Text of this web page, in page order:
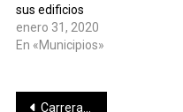
sus edificios
enero 31, 2020
En «Municipios»
Carrera contra las adicciones” se realizará en formato virtual